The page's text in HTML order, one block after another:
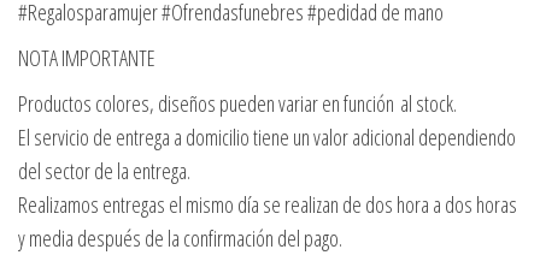
#Regalosparamujer #Ofrendasfunebres #pedidad de mano
NOTA IMPORTANTE
Productos colores, diseños pueden variar en función al stock.
El servicio de entrega a domicilio tiene un valor adicional dependiendo
del sector de la entrega.
Realizamos entregas el mismo día se realizan de dos hora a dos horas
y media después de la confirmación del pago.